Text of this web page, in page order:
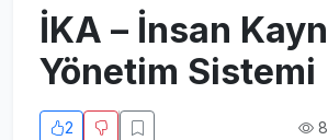
İKA – İnsan
Yönetim Sistemi
2